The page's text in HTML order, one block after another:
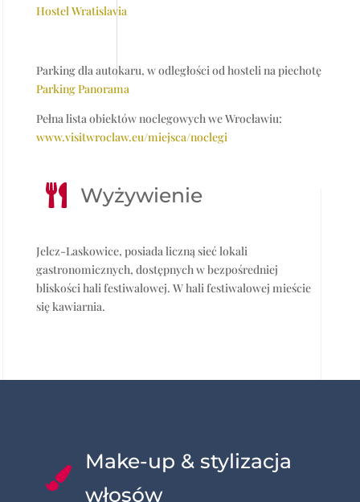
Hostel Wratislavia
Parking dla autokaru, w odległości od hosteli na piechotę
Parking Panorama
Pełna lista obiektów noclegowych we Wrocławiu:
www.visitwroclaw.eu/miejsca/noclegi
 Wyżywienie
Jelcz-Laskowice, posiada liczną sieć lokali
gastronomicznych, dostępnych w bezpośredniej
bliskości hali festiwalowej. W hali festiwalowej mieście
się kawiarnia.

Make-up & stylizacja
włosów